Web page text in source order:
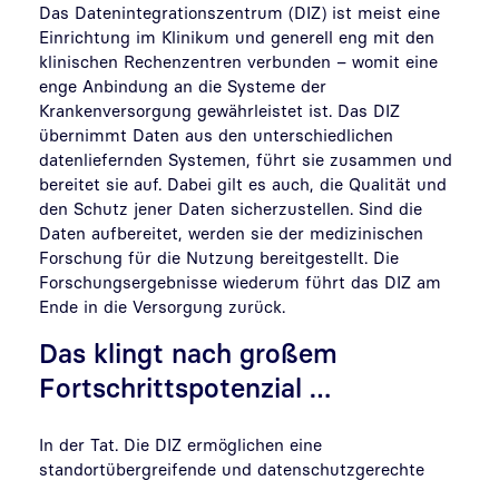
Das Datenintegrationszentrum (DIZ) ist meist eine
Einrichtung im Klinikum und generell eng mit den
klinischen Rechenzentren verbunden – womit eine
enge Anbindung an die Systeme der
Krankenversorgung gewährleistet ist. Das DIZ
übernimmt Daten aus den unterschiedlichen
datenliefernden Systemen, führt sie zusammen und
bereitet sie auf. Dabei gilt es auch, die Qualität und
den Schutz jener Daten sicherzustellen. Sind die
Daten aufbereitet, werden sie der medizinischen
Forschung für die Nutzung bereitgestellt. Die
Forschungsergebnisse wiederum führt das DIZ am
Ende in die Versorgung zurück.
Das klingt nach großem
Fortschrittspotenzial …
In der Tat. Die DIZ ermöglichen eine
standortübergreifende und datenschutzgerechte